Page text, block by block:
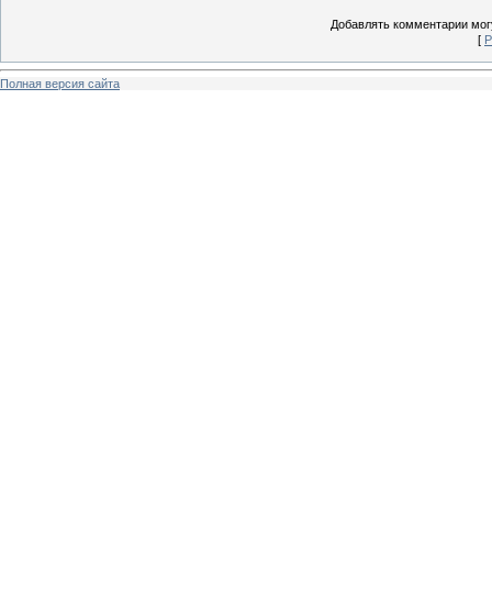
Добавлять комментарии
[
Полная версия сайта